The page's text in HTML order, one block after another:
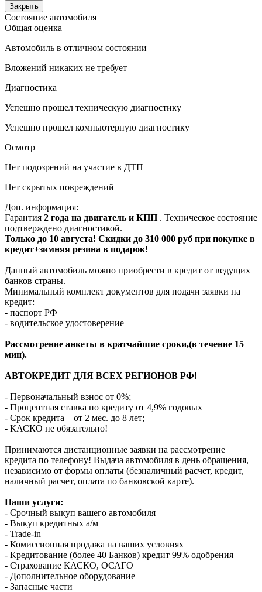
Закрыть
Состояние автомобиля
Общая оценка
Автомобиль в отличном состоянии
Вложений никаких не требует
Диагностика
Успешно прошел техническую диагностику
Успешно прошел компьютерную диагностику
Осмотр
Нет подозрений на участие в ДТП
Нет скрытых повреждений
Доп. информация:
Гарантия 2 года на двигатель и КПП . Техническое состояние
подтверждено диагностикой.
Только до 10 августа! Скидки до 310 000 руб при покупке в
кредит+зимняя резина в подарок!
Данный автомобиль можно приобрести в кредит от ведущих
банков страны.
Минимальный комплект документов для подачи заявки на
кредит:
- паспорт РФ
- водительское удостоверение
Рассмотрение анкеты в кратчайшие сроки,(в течение 15
мин).
АВТОКРЕДИТ ДЛЯ ВСЕХ РЕГИОНОВ РФ!
- Первоначальный взнос от 0%;
- Процентная ставка по кредиту от 4,9% годовых
- Срок кредита – от 2 мес. до 8 лет;
- КАСКО не обязательно!
Принимаются дистанционные заявки на рассмотрение
кредита по телефону! Выдача автомобиля в день обращения,
независимо от формы оплаты (безналичный расчет, кредит,
наличный расчет, оплата по банковской карте).
Наши услуги:
- Срочный выкуп вашего автомобиля
- Выкуп кредитных а/м
- Trade-in
- Комиссионная продажа на ваших условиях
- Кредитование (более 40 Банков) кредит 99% одобрения
- Страхование КАСКО, ОСАГО
- Дополнительное оборудование
- Запасные части